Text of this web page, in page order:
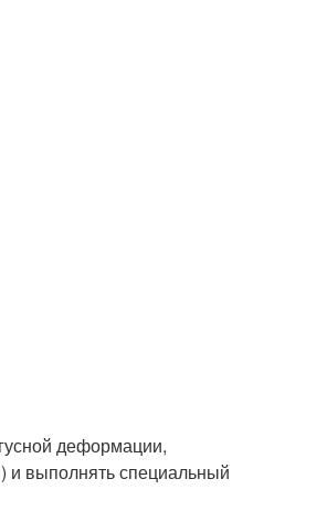
деформации,
и выполнять специальный